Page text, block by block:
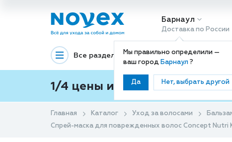
Барнаул
Доставка по России
Мы правильно определили —
ваш город Барнаул?
Да Нет, выбрать другой
Все разделы Декоративная косметика
1/4 цены и покупки ваши с
Главная Каталог Уход за волосами
Спрей-маска для поврежденных волос Concept Nutri